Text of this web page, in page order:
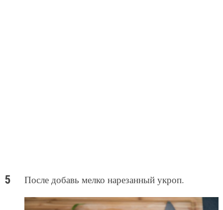
После добавь мелко нарезанный укроп.